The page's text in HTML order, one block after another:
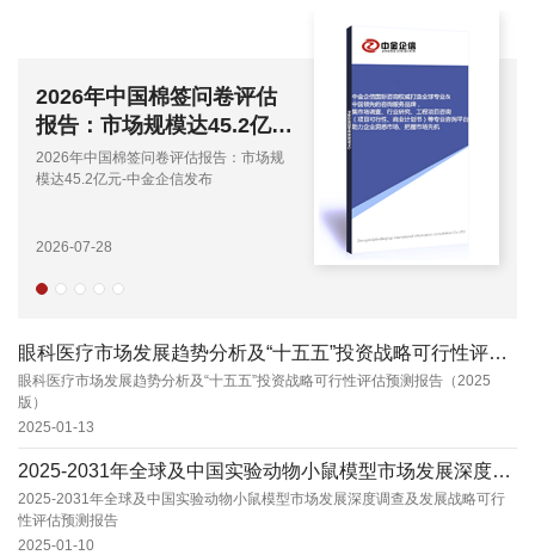
2026年中国棉签问卷评估
报告：市场规模达45.2亿
元-中金企信发布
2026年中国棉签问卷评估报告：市场规
模达45.2亿元-中金企信发布
2026-07-28
眼科医疗市场发展趋势分析及“十五五”投资战略可行性评估预测报告（2025版）
眼科医疗市场发展趋势分析及“十五五”投资战略可行性评估预测报告（2025
版）
2025-01-13
2025-2031年全球及中国实验动物小鼠模型市场发展深度调查及发展战略可行性评估预测报告...
2025-2031年全球及中国实验动物小鼠模型市场发展深度调查及发展战略可行
性评估预测报告
2025-01-10